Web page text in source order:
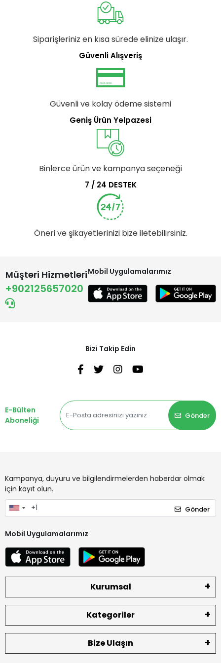
Siparişleriniz en kısa sürede elinize ulaşır.
Güvenli Alışveriş
Güvenli ve kolay ödeme sistemi
Geniş Ürün Yelpazesi
Binlerce ürün ve kampanya seçeneği
7 / 24 DESTEK
Öneri ve şikayetlerinizi bize iletebilirsiniz.
Müşteri Hizmetleri
+902125657020
Mobil Uygulamalarımız
Bizi Takip Edin
E-Bülten
Aboneliği
Gönder
Kampanya, duyuru ve bilgilendirmelerden haberdar olmak
için kayıt olun.
Gönder
Mobil Uygulamalarımız
Kurumsal
Kategoriler
Bize Ulaşın